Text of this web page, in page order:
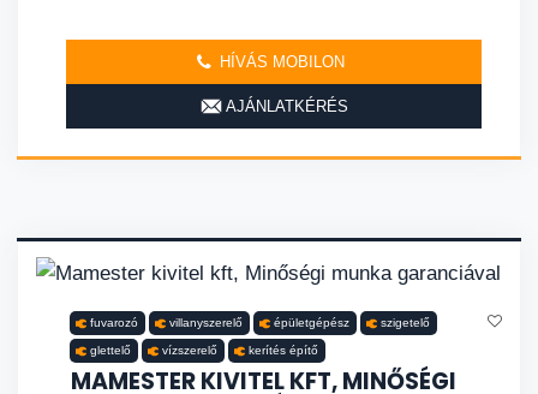
HÍVÁS MOBILON
AJÁNLATKÉRÉS
fuvarozó villanyszerelő épületgépész szigetelő
glettelő vízszerelő kerítés építő
MAMESTER KIVITEL KFT, MINŐSÉGI